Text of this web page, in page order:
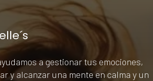
a gestionar tus emociones,
y alcanzar una mente en calma y un